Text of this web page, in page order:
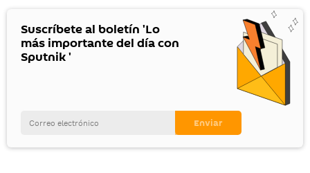
Suscríbete al boletín 'Lo
más importante del día con
Sputnik '